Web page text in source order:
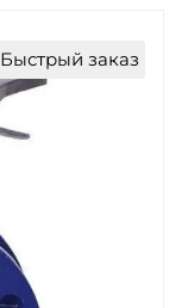
Быстрый заказ